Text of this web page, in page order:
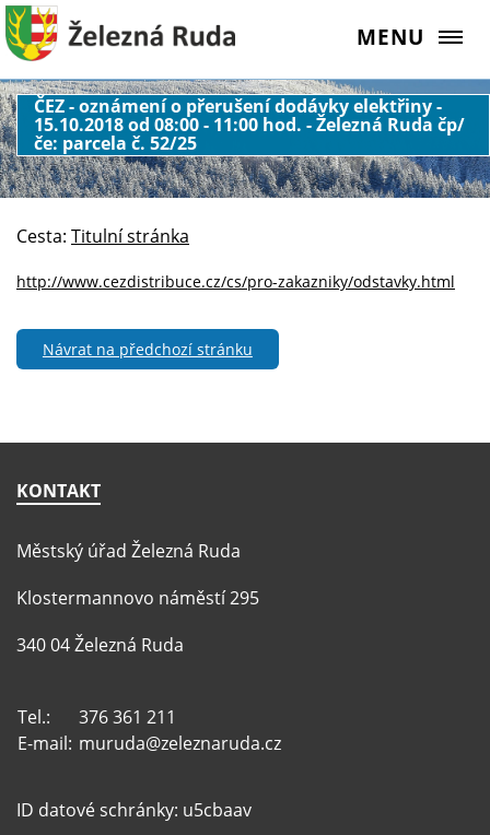
MENU
ČEZ - oznámení o přerušení dodávky elektřiny -
15.10.2018 od 08:00 - 11:00 hod. - Železná Ruda čp/
če: parcela č. 52/25
Cesta: Titulní stránka
http://www.cezdistribuce.cz/cs/pro-zakazniky/odstavky.html
Návrat na předchozí stránku
KONTAKT
Městský úřad Železná Ruda
Klostermannovo náměstí 295
340 04 Železná Ruda
Tel.:
376 361 211
E-mail: muruda@zeleznaruda.cz
ID datové schránky: u5cbaav